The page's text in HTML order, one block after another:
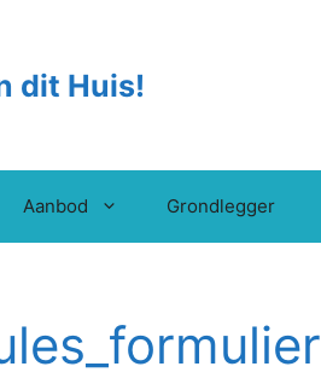
dit Huis!
Aanbod Grondlegger